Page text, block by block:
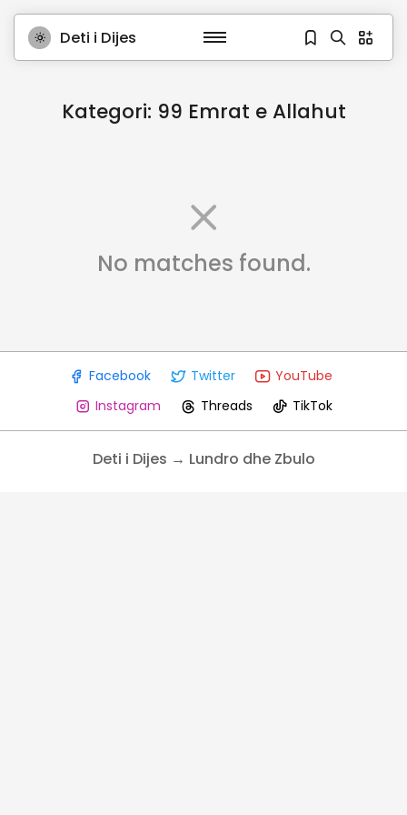
Deti i Dijes
Kategori: 99 Emrat e Allahut
No matches found.
Facebook Twitter
YouTube
Instagram
Threads TikTok
Deti i Dijes → Lundro dhe Zbulo